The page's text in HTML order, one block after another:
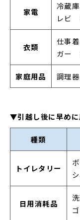
家電
冷蔵
レビ
衣類
仕事
ガー
家庭用品 調理
▼引越し後に早めに
種類
トイレタリー
日用消耗品